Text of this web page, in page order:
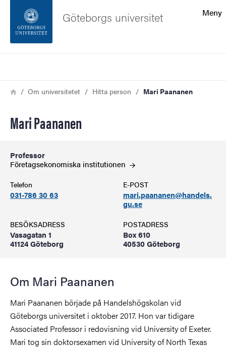
Sidfoten
Meny
Göteborgs universitet
Länkstig
HemOm universitetet Hitta person Mari Paananen
Mari Paananen
Professor
Företagsekonomiska institutionen
Telefon
031-786 30 63
E-POST
mari.paananen@handels.
gu.se
BESÖKSADRESS
Vasagatan 1
41124 Göteborg
POSTADRESS
Box 610
40530 Göteborg
Om Mari Paananen
Mari Paananen började på Handelshögskolan vid
Göteborgs universitet i oktober 2017. Hon var tidigare
Associated Professor i redovisning vid University of Exeter.
Mari tog sin doktorsexamen vid University of North Texas